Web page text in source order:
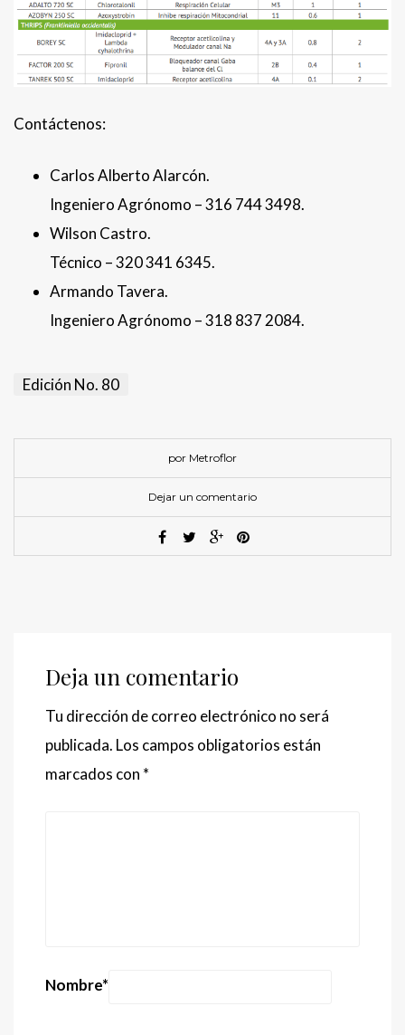
Contáctenos:
Carlos Alberto Alarcón.
Ingeniero Agrónomo – 316 744 3498.
Wilson Castro.
Técnico – 320 341 6345.
Armando Tavera.
Ingeniero Agrónomo – 318 837 2084.
Edición No. 80
por Metroflor
Dejar un comentario
Deja un comentario
Tu dirección de correo electrónico no será
publicada. Los campos obligatorios están
marcados con *
Nombre*